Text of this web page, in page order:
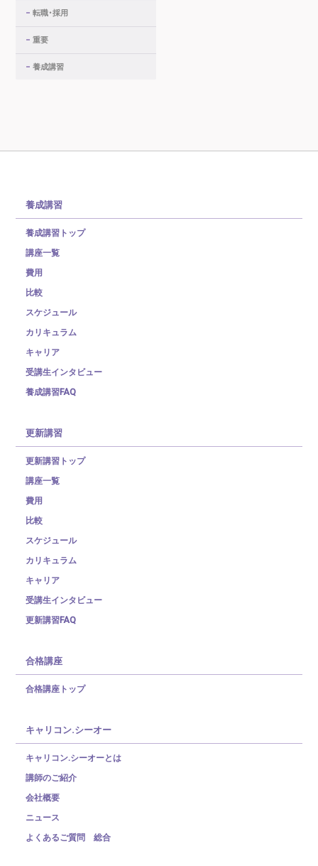
転職・採用
重要
養成講習
養成講習
養成講習トップ
講座一覧
費用
比較
スケジュール
カリキュラム
キャリア
受講生インタビュー
養成講習FAQ
更新講習
更新講習トップ
講座一覧
費用
比較
スケジュール
カリキュラム
キャリア
受講生インタビュー
更新講習FAQ
合格講座
合格講座トップ
キャリコン.シーオー
キャリコン.シーオーとは
講師のご紹介
会社概要
ニュース
よくあるご質問 総合